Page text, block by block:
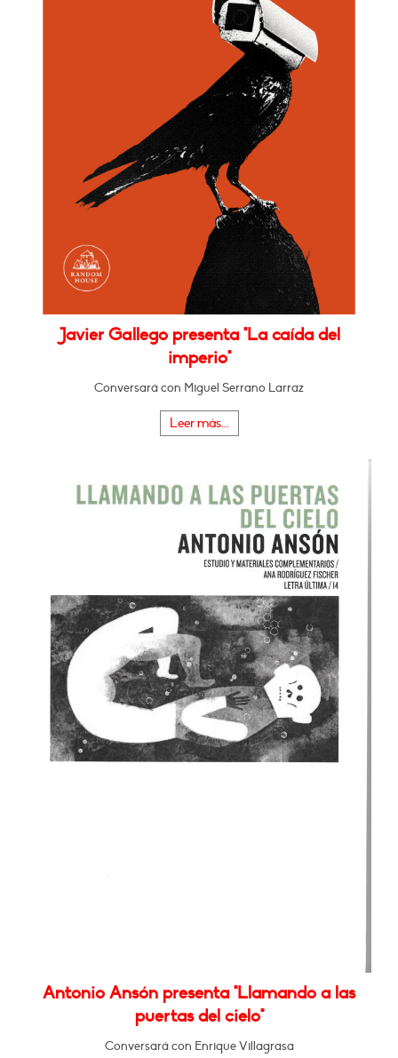
Javier Gallego presenta "La caída del
imperio"
Conversará con Miguel Serrano Larraz
Leer más...
Antonio Ansón presenta "Llamando a las
puertas del cielo"
Conversará con Enrique Villagrasa